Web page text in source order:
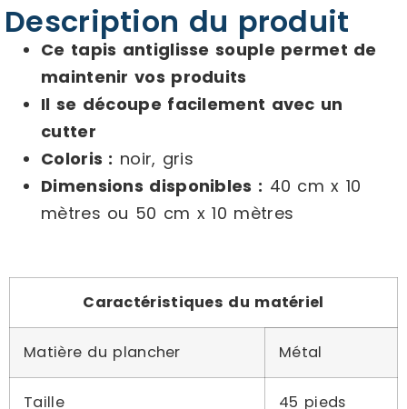
Description du produit
Ce tapis antiglisse souple permet de
maintenir vos produits
Il se découpe facilement avec un
cutter
Coloris : noir, gris
Dimensions disponibles : 40 cm x 10
mètres ou 50 cm x 10 mètres
Caractéristiques du matériel
Matière du plancher Métal
Taille 45 pieds